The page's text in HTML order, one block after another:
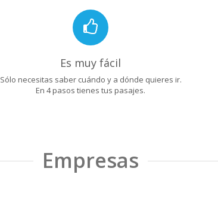
Es muy fácil
Sólo necesitas saber cuándo y a dónde quieres ir.
En 4 pasos tienes tus pasajes.
Empresas